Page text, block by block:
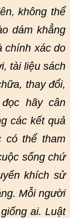
không thể
dám khẳng
chính xác do
tài liệu sách
thay đổi,
hãy cân
các kết quả
có thể tham
sống chứ
khích sử
Mỗi người
ai. Luật